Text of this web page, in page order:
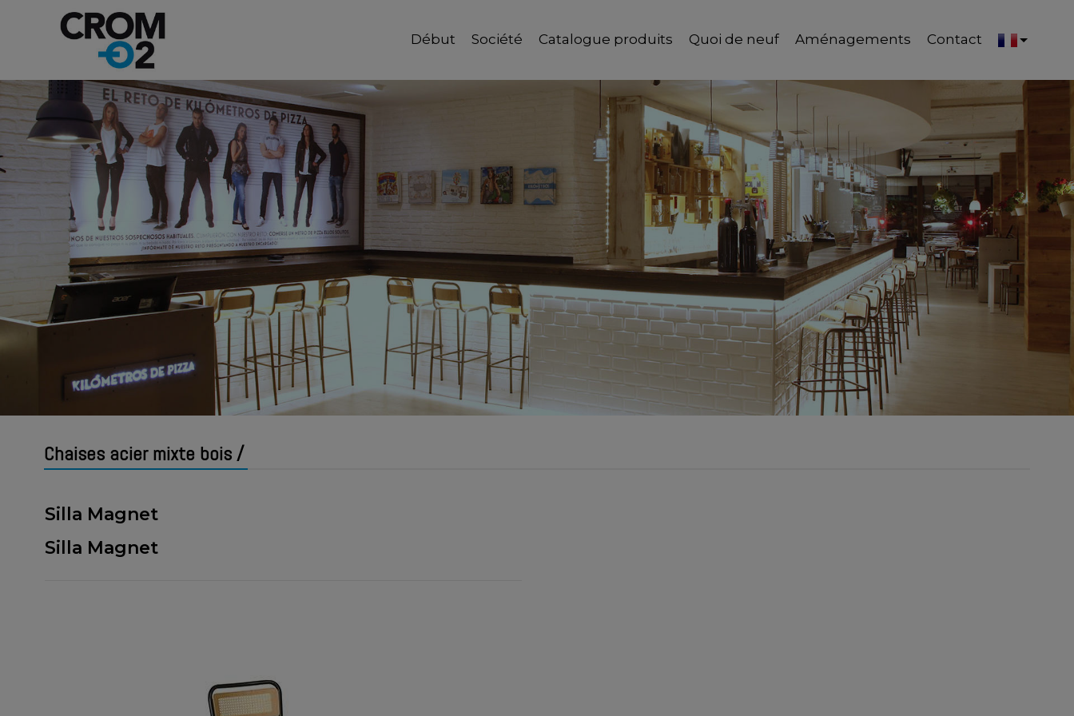
Début Société Catalogue produits Quoi de neuf Aménagements Contact
Chaises acier mixte bois /
Silla Magnet
Silla Magnet